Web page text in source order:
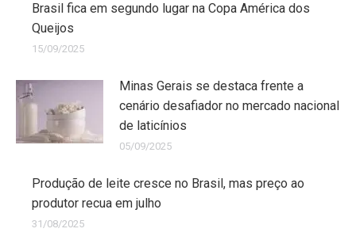
Brasil fica em segundo lugar na Copa América dos
Queijos
15/09/2025
Minas Gerais se destaca frente a
cenário desafiador no mercado nacional
de laticínios
05/09/2025
Produção de leite cresce no Brasil, mas preço ao
produtor recua em julho
31/08/2025